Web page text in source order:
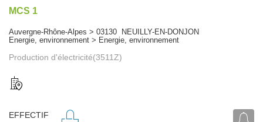
MCS 1
Auvergne-Rhône-Alpes > 03130 NEUILLY-EN-DONJON
Energie, environnement > Energie, environnement
Production d'électricité(3511Z)
EFFECTIF